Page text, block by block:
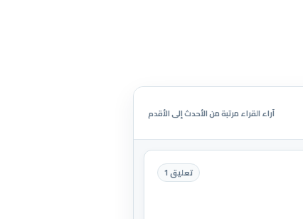
آراء القراء مرتبة من الأحدث إلى الأقدم
تعليق 1